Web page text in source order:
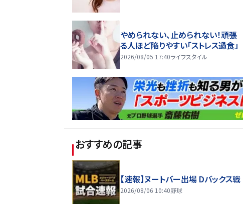
やめられない、止められない！頑張
る人ほど陥りやすい「ストレス過食」
2026/08/05 17:40ライフスタイル
おすすめの記事
【速報】ヌートバー出場 Dバックス戦
2026/08/06 10:40野球